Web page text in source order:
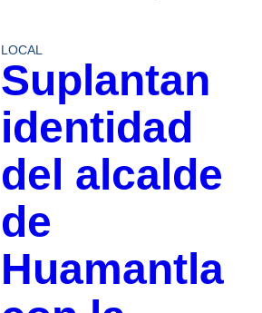
LOCAL
Suplantan
identidad
del alcalde
de
Huamantla